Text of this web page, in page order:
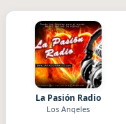
La Pasión Radio
Los Angeles